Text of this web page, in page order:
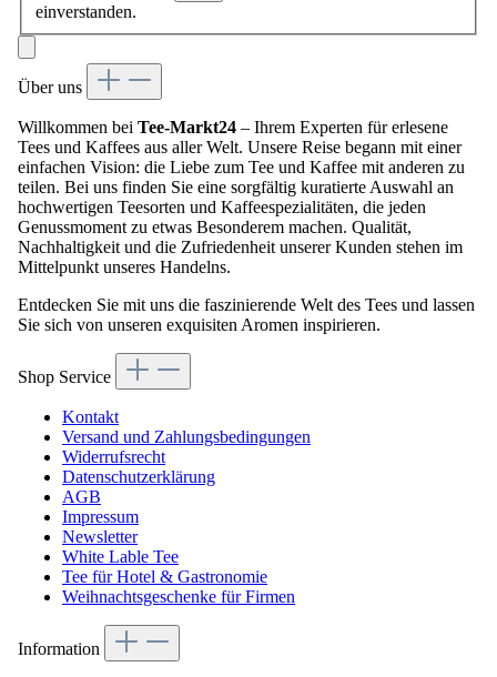
einverstanden.
Über uns
Willkommen bei Tee-Markt24 – Ihrem Experten für erlesene
Tees und Kaffees aus aller Welt. Unsere Reise begann mit einer
einfachen Vision: die Liebe zum Tee und Kaffee mit anderen zu
teilen. Bei uns finden Sie eine sorgfältig kuratierte Auswahl an
hochwertigen Teesorten und Kaffeespezialitäten, die jeden
Genussmoment zu etwas Besonderem machen. Qualität,
Nachhaltigkeit und die Zufriedenheit unserer Kunden stehen im
Mittelpunkt unseres Handelns.
Entdecken Sie mit uns die faszinierende Welt des Tees und lassen
Sie sich von unseren exquisiten Aromen inspirieren.
Shop Service
Kontakt
Versand und Zahlungsbedingungen
Widerrufsrecht
Datenschutzerklärung
AGB
Impressum
Newsletter
White Lable Tee
Tee für Hotel & Gastronomie
Weihnachtsgeschenke für Firmen
Information